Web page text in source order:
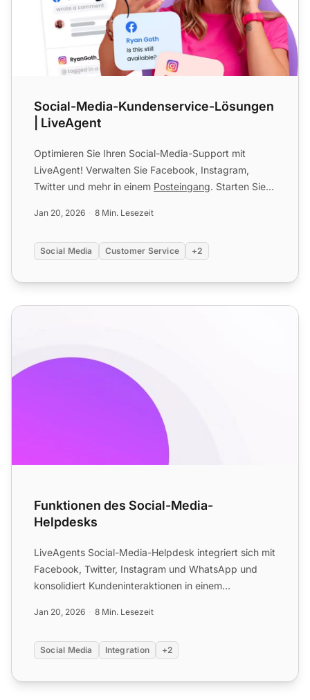
Social-Media-Kundenservice-Lösungen
| LiveAgent
Optimieren Sie Ihren Social-Media-Support mit
LiveAgent! Verwalten Sie Facebook, Instagram,
Twitter und mehr in einem Posteingang. Starten Sie
Jan 20, 2026 8 Min. Lesezeit
Social Media Customer Service +2
Funktionen des Social-Media-Helpdesks
Funktionen des Social-Media-
Helpdesks
LiveAgents Social-Media-Helpdesk integriert sich mit
Facebook, Twitter, Instagram und WhatsApp und
konsolidiert Kundeninteraktionen in einem
Jan 20, 2026 8 Min. Lesezeit
Social Media Integration +2